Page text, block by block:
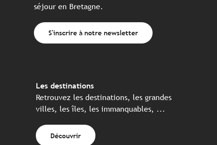
séjour en Bretagne.
S'inscrire à notre newsletter
Les destinations
Retrouvez les destinations, les grandes
villes, les îles, les immanquables, ...
Découvrir